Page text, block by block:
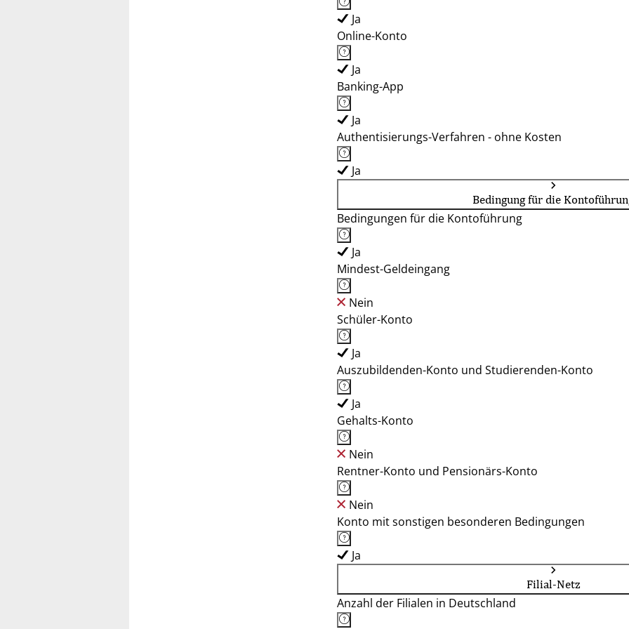
Ja
Online-Konto
Ja
Banking-App
Ja
Authentisierungs-Verfahren - ohne Kosten
Ja
Bedingung für die
Bedingungen für die Kontoführung
Ja
Mindest-Geldeingang
Nein
Schüler-Konto
Ja
Auszubildenden-Konto und Studierenden-Konto
Ja
Gehalts-Konto
Nein
Rentner-Konto und Pensionärs-Konto
Nein
Konto mit sonstigen besonderen Bedingungen
Ja
Filial-Netz
Anzahl der Filialen in Deutschland